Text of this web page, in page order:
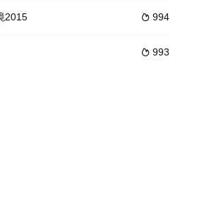
MacPherson及Taylor T
 994
2015
 993